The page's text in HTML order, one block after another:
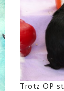
Trotz OP